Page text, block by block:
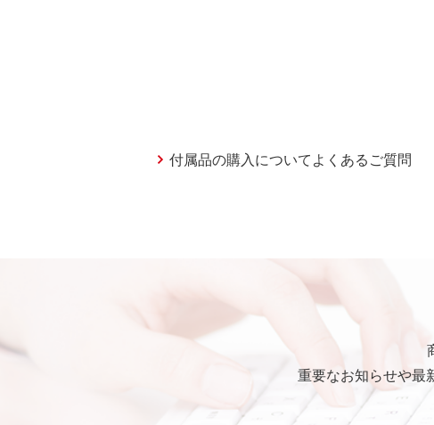
付属品の購入についてよくあるご質問
重要なお知らせや最